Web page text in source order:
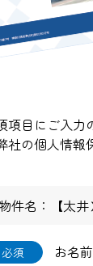
項目にご入力
社の個人情報
物件名：【太
必須 お名前